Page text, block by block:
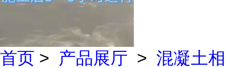
首页 > 产品展厅 > 混凝土相